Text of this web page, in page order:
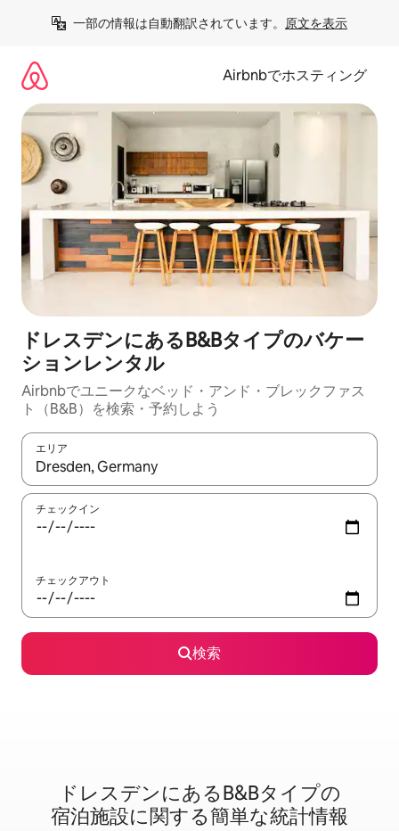
一部の情報は自動翻訳されています。 原文を表示
Airbnbでホスティング
ドレスデンにあるB&Bタイプのバケー
ションレンタル
Airbnbでユニークなベッド・アンド・ブレックファス
ト（B&B）を検索・予約しよう
エリア
検索結果が表示されたら、上下の矢印キーを使って移動するか
チェックイン
チェックアウト
検索
ドレスデンに⁠あ⁠るB&B⁠タ⁠イ⁠プ⁠の
宿⁠泊⁠施⁠設⁠に関⁠す⁠る簡⁠単⁠な統⁠計⁠情⁠報